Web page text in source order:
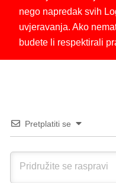
nego napredak svih
uvjeravanja. Ako
budete li respektirali
Pretplatiti se